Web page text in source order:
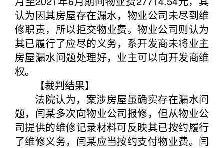
认为因其房屋存在漏水，物业公司未尽到维
修职责，所以拒交物业费。物业公司则认为
其已履行了应尽的义务，系开发商未将业主
房屋漏水问题处理好，业主可以向开发商维
权。
【裁判结果】
法院认为，案涉房屋虽确实存在漏水问
题，闫某多次向物业公司报修，但从物业公
司提供的维修记录材料可反映其已按约履行
了维修义务，闫某应当按约支付物业费。闫